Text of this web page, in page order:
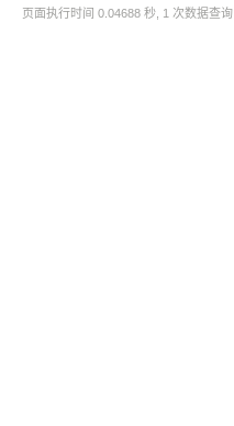
页面执行时间 0.04688 秒, 1 次数据查询